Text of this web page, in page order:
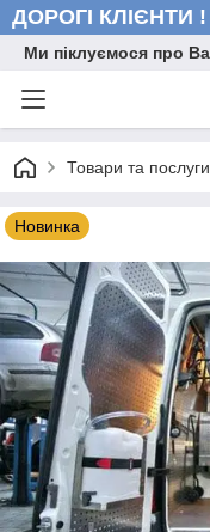
ДОРОГІ
Ми піклуємося про
Товари та послуги
Новинка